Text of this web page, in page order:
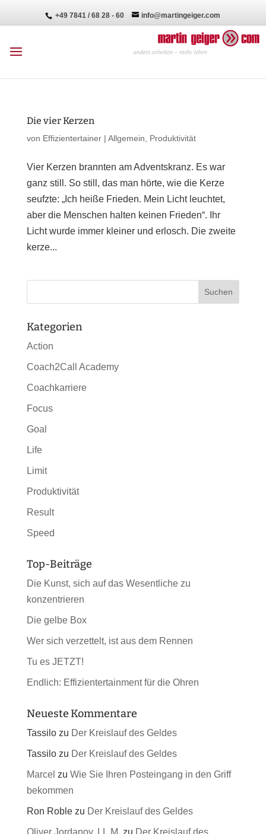
+49 7841 / 68 28 - 60 info@martingeiger.com
Die vier Kerzen
von Effizientertainer| Allgemein Produktivität
Vier Kerzen brannten am Adventskranz. Es war
ganz still. So still, das man hörte, wie die Kerze
seufzte: „Ich heiße Frieden. Mein Licht leuchtet,
aber die Menschen halten keinen Frieden“. Ihr
Licht wurde immer kleiner und erlosch. Die zweite
kerze...
Kategorien
Action
Coach2Call Academy
Coachkarriere
Focus
Goal
Life
Limit
Produktivität
Result
Speed
Top-Beiträge
Die Kunst, sich auf das Wesentliche zu
konzentrieren
Die gelbe Box
Wer sich verzettelt, ist aus dem Rennen
Tu es JETZT!
Endlich: Effizientertainment für die Ohren
Neueste Kommentare
Tassilozu Der Kreislauf des Geldes
Tassilozu Der Kreislauf des Geldes
Marcel zu Wie Sie Ihren Posteingang in den Griff
bekommen
Ron Roblezu Der Kreislauf des Geldes
Oliver Jordanov, LL.M. zu Der Kreislauf des